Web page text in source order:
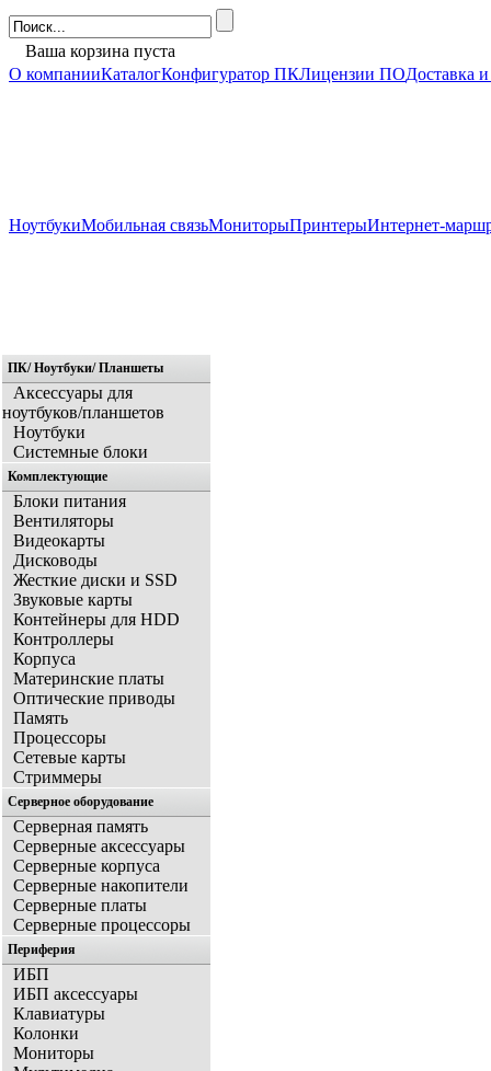
Ваша корзина пуста
О компанииКаталогКонфигуратор ПКЛицензии ПОДоставка
НоутбукиМобильная связьМониторыПринтерыИнтернет-
Главная
ПК/ Ноутбуки/ Планшеты
Аксессуары для
ноутбуков/планшетов
Ноутбуки
Системные блоки
Комплектующие
Блоки питания
Вентиляторы
Видеокарты
Дисководы
Жесткие диски и SSD
Звуковые карты
Контейнеры для HDD
Контроллеры
Корпуса
Материнские платы
Оптические приводы
Память
Процессоры
Сетевые карты
Стриммеры
Серверное оборудование
Серверная память
Серверные аксессуары
Серверные корпуса
Серверные накопители
Серверные платы
Серверные процессоры
Периферия
ИБП
ИБП аксессуары
Клавиатуры
Колонки
Мониторы